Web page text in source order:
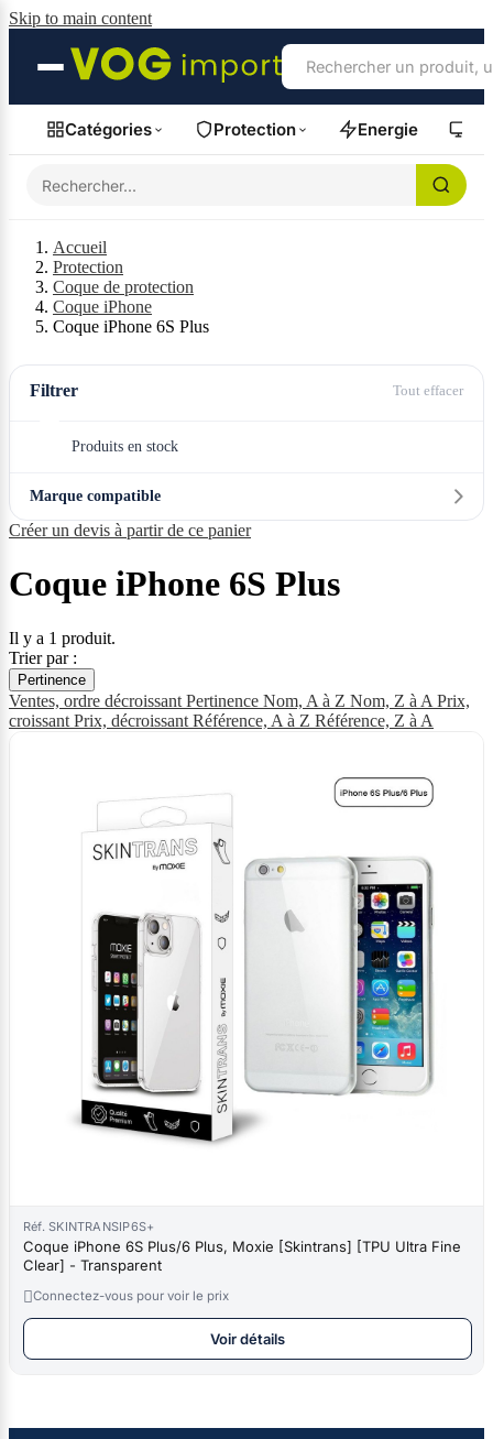
Skip to main content
Catégories Protection Energie
Accueil
Protection
Coque de protection
Coque iPhone
Coque iPhone 6S Plus
Filtrer Tout effacer
Produits en stock
Marque compatible
Créer un devis à partir de ce panier
Coque iPhone 6S Plus
Il y a 1 produit.
Trier par :
Pertinence
Ventes, ordre décroissant Pertinence Nom, A à Z Nom, Z à A Prix,
croissant Prix, décroissant Référence, A à Z Référence, Z à A
Réf. SKINTRANSIP6S+
Coque iPhone 6S Plus/6 Plus, Moxie [Skintrans] [TPU Ultra Fine
Clear] - Transparent
Connectez-vous pour voir le prix
Voir détails